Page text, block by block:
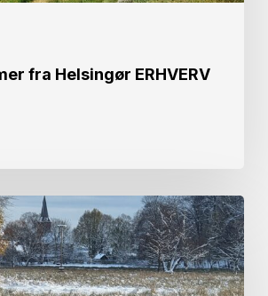
fra Helsingør ERHVERV